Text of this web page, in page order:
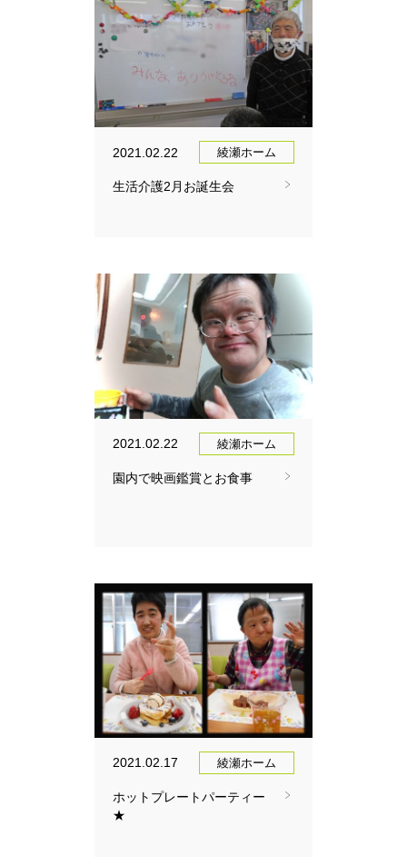
2021.02.22 綾瀬ホーム
生活介護2月お誕生会
2021.02.22 綾瀬ホーム
園内で映画鑑賞とお食事
2021.02.17 綾瀬ホーム
ホットプレートパーティー
★